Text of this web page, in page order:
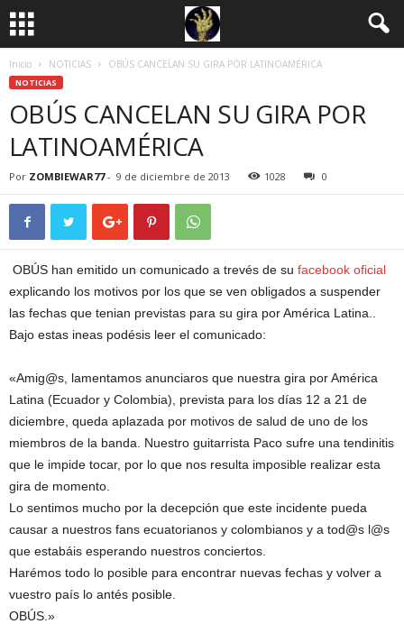
Inicio NOTICIAS OBÚS CANCELAN SU GIRA POR LATINOAMÉRICA
NOTICIAS
OBÚS CANCELAN SU GIRA POR
LATINOAMÉRICA
Por ZOMBIEWAR77- 9 de diciembre de 2013 1028 0
OBÚS han emitido un comunicado a trevés de su facebook oficial
explicando los motivos por los que se ven obligados a suspender
las fechas que tenian previstas para su gira por América Latina..
Bajo estas ineas podésis leer el comunicado:
«Amig@s, lamentamos anunciaros que nuestra gira por América
Latina (Ecuador y Colombia), prevista para los días 12 a 21 de
diciembre, queda aplazada por motivos de salud de uno de los
miembros de la banda. Nuestro guitarrista Paco sufre una tendinitis
que le impide tocar, por lo que nos resulta imposible realizar esta
gira de momento.
Lo sentimos mucho por la decepción que este incidente pueda
causar a nuestros fans ecuatorianos y colombianos y a tod@s l@s
que estabáis esperando nuestros conciertos.
Harémos todo lo posible para encontrar nuevas fechas y volver a
vuestro país lo antés posible.
OBÚS.»